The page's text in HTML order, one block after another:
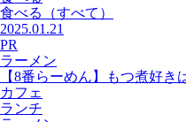
食べる
（すべて）
2025.01.21
PR
ラーメン
【8番らーめん】もつ煮好
カフェ
ランチ